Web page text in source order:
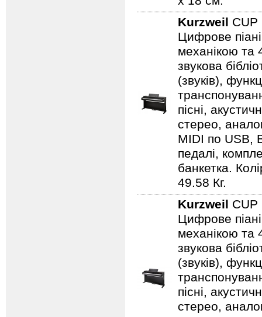
Kurzweil
Цифрове
механікою та
звукова
(звуків),
пісні,
стерео,
MIDI по USB,
педалі,
банкетка.
49.58 Кг.
Kurzweil
Цифрове
механікою та
звукова
(звуків),
пісні,
стерео,